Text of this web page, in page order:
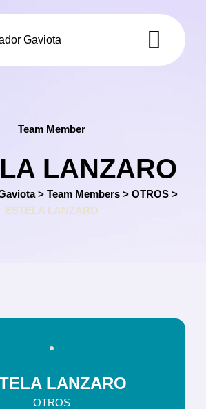
Team Member
LANZARO
> Team Members> OTROS>
ESTELA LANZARO
LANZARO
OTROS